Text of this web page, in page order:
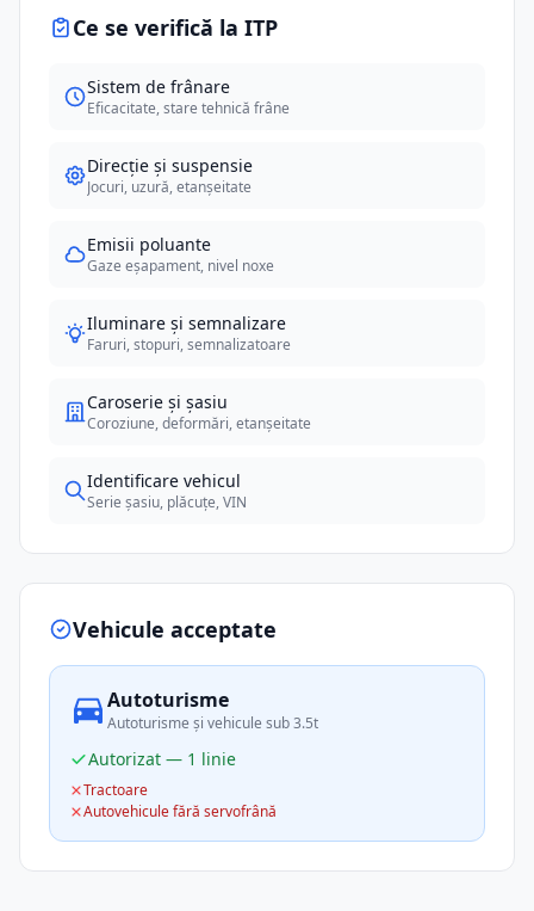
Ce se verifică la ITP
Sistem de frânare
Eficacitate, stare tehnică frâne
Direcție și suspensie
Jocuri, uzură, etanșeitate
Emisii poluante
Gaze eșapament, nivel noxe
Iluminare și semnalizare
Faruri, stopuri, semnalizatoare
Caroserie și șasiu
Coroziune, deformări, etanșeitate
Identificare vehicul
Serie șasiu, plăcuțe, VIN
Vehicule acceptate
Autoturisme
Autoturisme și vehicule sub 3.5t
Autorizat — 1 linie
Tractoare
Autovehicule fără servofrână